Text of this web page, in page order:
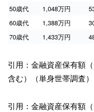
50歳代
1,048万円
60歳代
1,388万円
70歳代
1,433万円
引用：金融資産保有額
含む）（単身世帯調査
引用：金融資産保有額